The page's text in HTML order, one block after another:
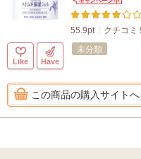
55.9pt クチコミ
Like Have
未分類
この商品の購入サイトへ